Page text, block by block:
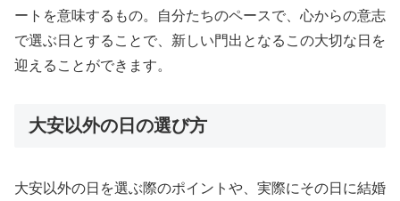
ートを意味するもの。自分たちのペースで、心からの意志
で選ぶ日とすることで、新しい門出となるこの大切な日を
迎えることができます。
大安以外の日の選び方
大安以外の日を選ぶ際のポイントや、実際にその日に結婚